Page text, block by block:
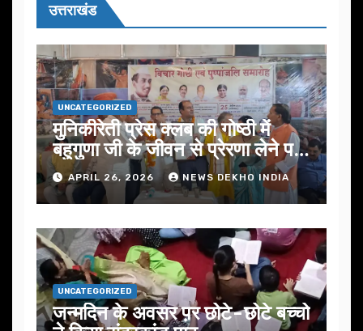
उत्तराखंड
UNCATEGORIZED
मुनिकीरेती प्रेस क्लब की गोष्ठी में
बहुगुणा जी के जीवन से प्रेरणा लेने पर
जोरAPRIL 26, 2026 NEWS DEKHO INDIA
UNCATEGORIZED
जन्मदिन के अवसर प़र छोटे-छोटे बच्चो